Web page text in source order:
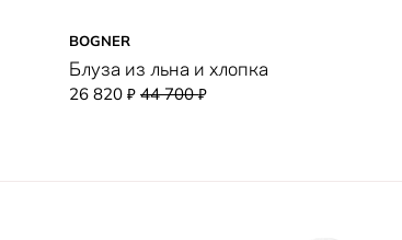
BOGNER
Блуза из льна и хлопка
26 820 ₽ 44 700₽